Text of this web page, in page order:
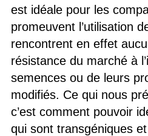
est idéale pour les
promeuvent l’utilisation
rencontrent en effet
résistance du marché à
semences ou de leurs
modifiés. Ce qui nous
c’est comment pouvoir
qui sont transgéniques